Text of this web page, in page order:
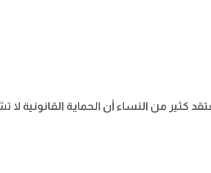
كثير من النساء أن الحماية القانونية